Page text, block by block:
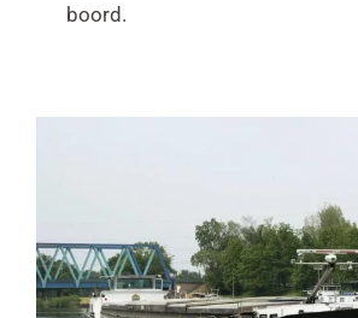
boord.
MS Divitiae